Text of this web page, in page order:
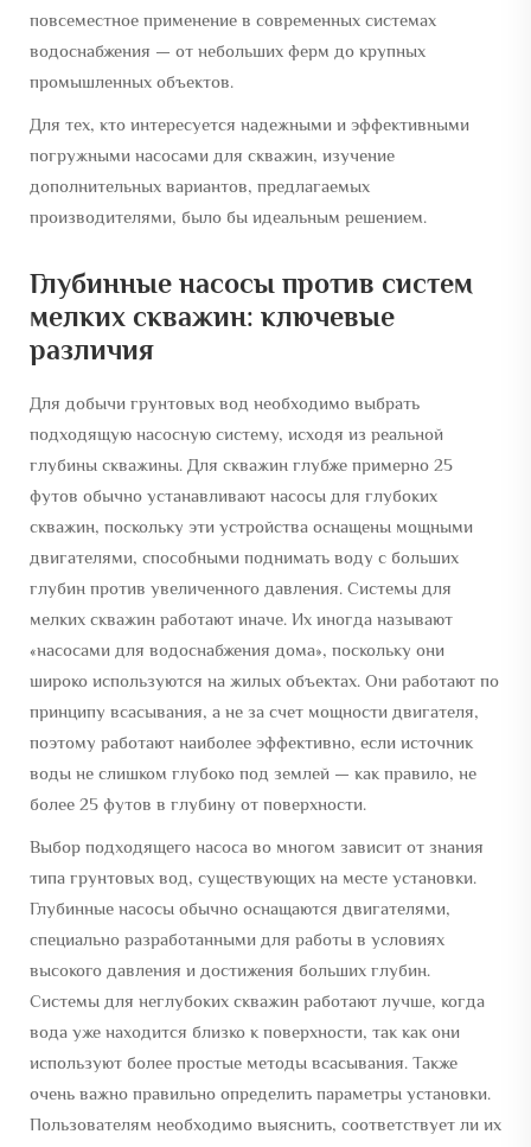
повсеместное применение в современных системах
водоснабжения — от небольших ферм до крупных
промышленных объектов.
Для тех, кто интересуется надежными и эффективными
погружными насосами для скважин, изучение
дополнительных вариантов, предлагаемых
производителями, было бы идеальным решением.
Глубинные насосы против систем
мелких скважин: ключевые
различия
Для добычи грунтовых вод необходимо выбрать
подходящую насосную систему, исходя из реальной
глубины скважины. Для скважин глубже примерно 25
футов обычно устанавливают насосы для глубоких
скважин, поскольку эти устройства оснащены мощными
двигателями, способными поднимать воду с больших
глубин против увеличенного давления. Системы для
мелких скважин работают иначе. Их иногда называют
«насосами для водоснабжения дома», поскольку они
широко используются на жилых объектах. Они работают по
принципу всасывания, а не за счет мощности двигателя,
поэтому работают наиболее эффективно, если источник
воды не слишком глубоко под землей — как правило, не
более 25 футов в глубину от поверхности.
Выбор подходящего насоса во многом зависит от знания
типа грунтовых вод, существующих на месте установки.
Глубинные насосы обычно оснащаются двигателями,
специально разработанными для работы в условиях
высокого давления и достижения больших глубин.
Системы для неглубоких скважин работают лучше, когда
вода уже находится близко к поверхности, так как они
используют более простые методы всасывания. Также
очень важно правильно определить параметры установки.
Пользователям необходимо выяснить, соответствует ли их